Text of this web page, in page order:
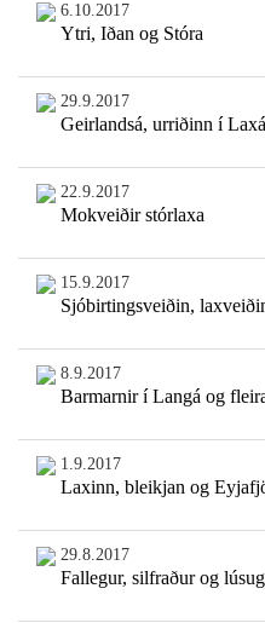
6.10.2017
Ytri, Iðan og Stóra
29.9.2017
Geirlandsá, urriðinn í
22.9.2017
Mokveiðir stórlaxa
15.9.2017
Sjóbirtingsveiðin,
8.9.2017
Barmarnir í Langá og
1.9.2017
Laxinn, bleikjan og
29.8.2017
Fallegur, silfraður og